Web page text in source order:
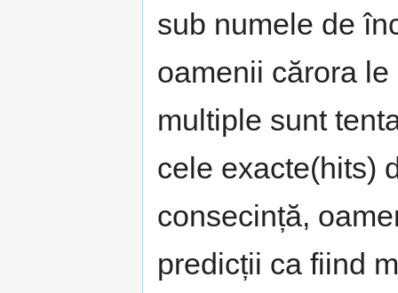
sub numele de
oamenii cărora
multiple sunt
cele exacte(hits)
consecință,
predicții ca fiind